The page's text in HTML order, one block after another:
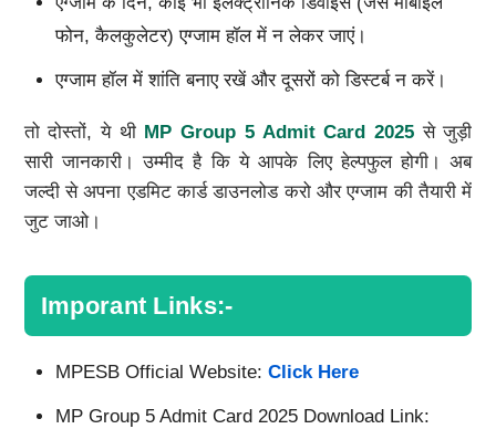
फोन, कैलकुलेटर) एग्जाम हॉल में न लेकर जाएं।
एग्जाम हॉल में शांति बनाए रखें और दूसरों को डिस्टर्ब न करें।
तो दोस्तों, ये थी MP Group 5 Admit Card 2025से जुड़ी
सारी जानकारी। उम्मीद है कि ये आपके लिए हेल्पफुल होगी। अब
जल्दी से अपना एडमिट कार्ड डाउनलोड करो और एग्जाम की तैयारी में
जुट जाओ।
Imporant Links:-
MPESB Official Website: Click Here
MP Group 5 Admit Card 2025 Download Link: